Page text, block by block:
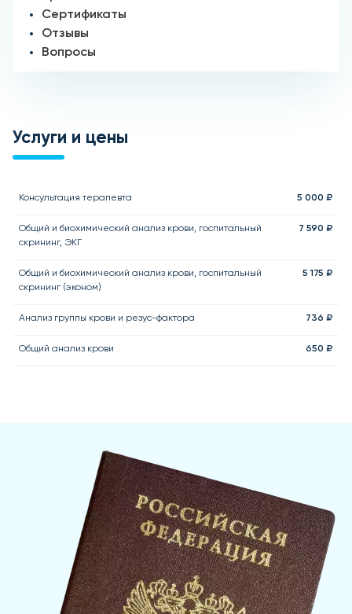
Сертификаты
Отзывы
Вопросы
Услуги и цены
Консультация терапевта 5 000 ₽
Общий и биохимический анализ крови, госпитальный
скрининг, ЭКГ
7 590 ₽
Общий и биохимический анализ крови, госпитальный
скрининг (эконом)
5 175 ₽
Анализ группы крови и резус-фактора 736 ₽
Общий анализ крови 650 ₽